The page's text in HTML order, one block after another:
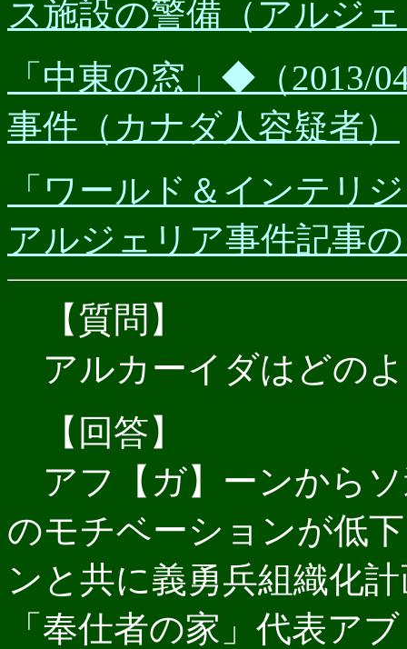
ス施設の警備（アルジ
「中東の窓」◆（
事件（カナダ人容疑者）
「ワールド＆インテ
アルジェリア事件記事
【質問】
アルカーイダはどの
【回答】
アフ【ガ】ーンから
のモチベーションが低
ンと共に義勇兵組織化
「奉仕者の家」代表ア